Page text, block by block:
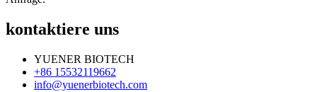
kontaktiere uns
YUENER BIOTECH
+86 15532119662
info@yuenerbiotech.com